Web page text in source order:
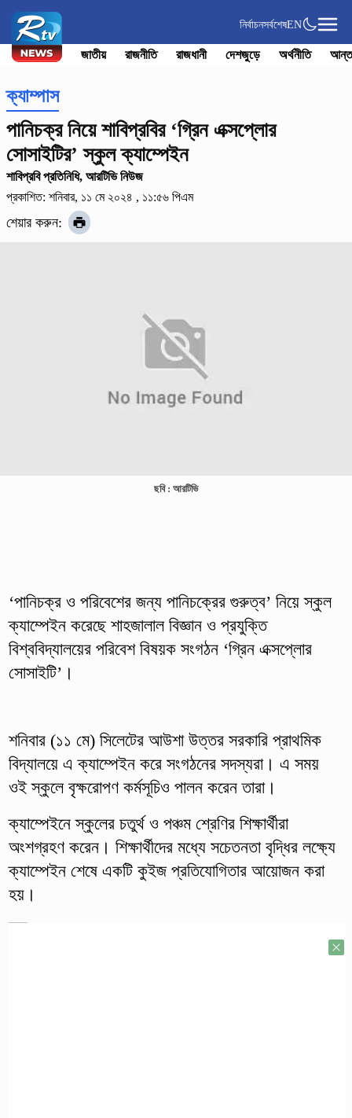
নির্বাচনসর্বশেষEN
জাতীয় রাজনীতি রাজধানী দেশজুড়ে অর্থনীতি
ক্যাম্পাস
পানিচক্র নিয়ে শাবিপ্রবির ‘গ্রিন এক্সপ্লোর
সোসাইটির’ স্কুল ক্যাম্পেইন
শাবিপ্রবি প্রতিনিধি, আরটিভি নিউজ
প্রকাশিত: শনিবার, ১১ মে ২০২৪ , ১১:৫৬ পিএম
শেয়ার করুন:
ছবি : আরটিভি
‘পানিচক্র ও পরিবেশের জন্য পানিচক্রের গুরুত্ব’ নিয়ে স্কুল
ক্যাম্পেইন করেছে শাহজালাল বিজ্ঞান ও প্রযুক্তি
বিশ্ববিদ্যালয়ের পরিবেশ বিষয়ক সংগঠন ‘গ্রিন এক্সপ্লোর
সোসাইটি’।
শনিবার (১১ মে) সিলেটের আউশা উত্তর সরকারি প্রাথমিক
বিদ্যালয়ে এ ক্যাম্পেইন করে সংগঠনের সদস্যরা। এ সময়
ওই স্কুলে বৃক্ষরোপণ কর্মসূচিও পালন করেন তারা।
ক্যাম্পেইনে স্কুলের চতুর্থ ও পঞ্চম শ্রেণির শিক্ষার্থীরা
অংশগ্রহণ করেন। শিক্ষার্থীদের মধ্যে সচেতনতা বৃদ্ধির লক্ষ্যে
ক্যাম্পেইন শেষে একটি কুইজ প্রতিযোগিতার আয়োজন করা
হয়।